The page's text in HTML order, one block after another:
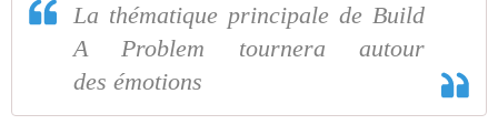
La thématique principale de Build
A Problem tournera autour
des émotions